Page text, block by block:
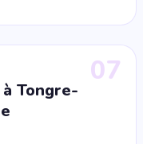
07
Tongre-